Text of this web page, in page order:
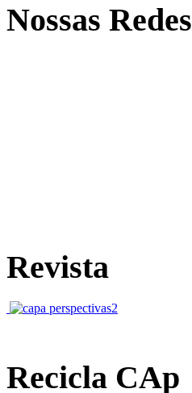
Nossas Redes
Revista
Recicla CAp